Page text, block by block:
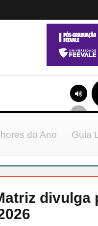
do Ano Guia
divulga